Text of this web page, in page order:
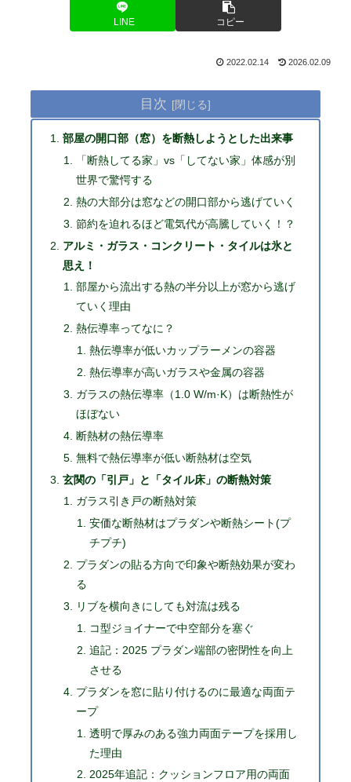
LINE コピー
2022.02.14 2026.02.09
目次
部屋の開口部（窓）を断熱しようとした出来事
「断熱してる家」vs「してない家」体感が別
世界で驚愕する
熱の大部分は窓などの開口部から逃げていく
節約を迫れるほど電気代が高騰していく！？
アルミ・ガラス・コンクリート・タイルは氷と
思え！
部屋から流出する熱の半分以上が窓から逃げ
ていく理由
熱伝導率ってなに？
熱伝導率が低いカップラーメンの容器
熱伝導率が高いガラスや金属の容器
ガラスの熱伝導率（1.0 W/m·K）は断熱性が
ほぼない
断熱材の熱伝導率
無料で熱伝導率が低い断熱材は空気
玄関の「引戸」と「タイル床」の断熱対策
ガラス引き戸の断熱対策
安価な断熱材はプラダンや断熱シート(プ
チプチ)
プラダンの貼る方向で印象や断熱効果が変わ
る
リブを横向きにしても対流は残る
コ型ジョイナーで中空部分を塞ぐ
追記：2025 プラダン端部の密閉性を向上
させる
プラダンを窓に貼り付けるのに最適な両面テ
ープ
透明で厚みのある強力両面テープを採用し
た理由
2025年追記：クッションフロア用の両面